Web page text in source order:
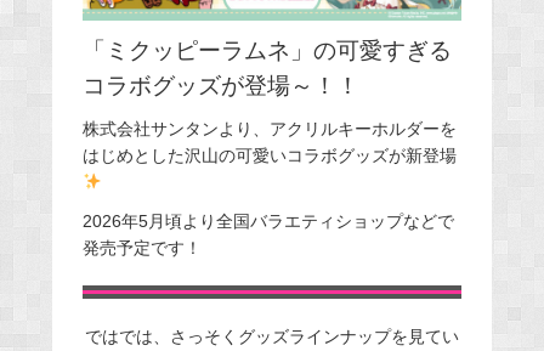
「ミクッピーラムネ」の可愛すぎる
コラボグッズが登場～！！
株式会社サンタンより、アクリルキーホルダーを
はじめとした沢山の可愛いコラボグッズが新登場
2026年5月頃より全国バラエティショップなどで
発売予定です！
ではでは、さっそくグッズラインナップを見てい